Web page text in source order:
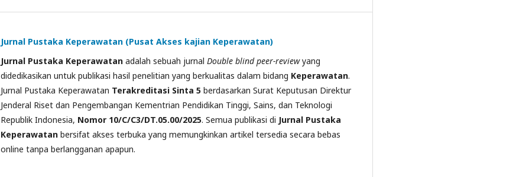
Jurnal Pustaka Keperawatan (Pusat Akses kajian Keperawatan)
Jurnal Pustaka Keperawatan adalah sebuah jurnal Double blind peer-review yang
didedikasikan untuk publikasi hasil penelitian yang berkualitas dalam bidang Keperawatan.
Jurnal Pustaka Keperawatan Terakreditasi Sinta 5 berdasarkan Surat Keputusan Direktur
Jenderal Riset dan Pengembangan Kementrian Pendidikan Tinggi, Sains, dan Teknologi
Republik Indonesia, Nomor 10/C/C3/DT.05.00/2025. Semua publikasi di Jurnal Pustaka
Keperawatan bersifat akses terbuka yang memungkinkan artikel tersedia secara bebas
online tanpa berlangganan apapun.